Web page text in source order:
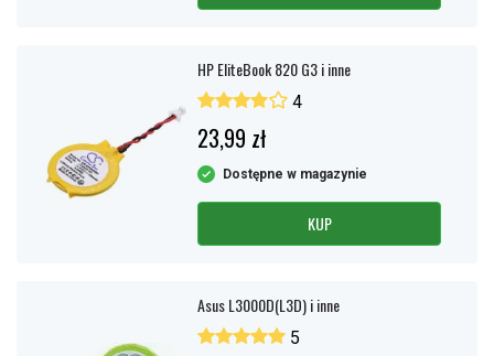
HP EliteBook 820 G3 i inne
4
23,99 zł
Dostępne w magazynie
KUP
Asus L3000D(L3D) i inne
5